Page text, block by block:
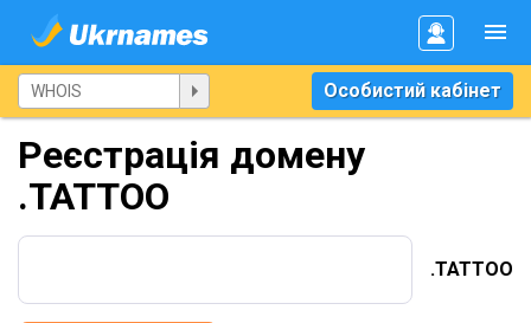
Особистий кабінет
Реєстрація домену
.TATTOO
.TATTOO